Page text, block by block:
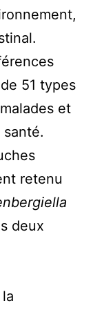
51 types
et
retenu
deux